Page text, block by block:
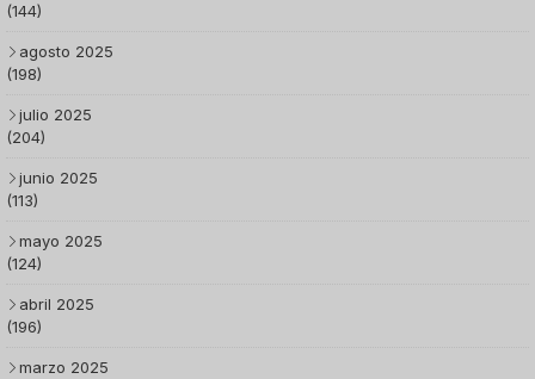
(144)
agosto 2025
(198)
julio 2025
(204)
junio 2025
(113)
mayo 2025
(124)
abril 2025
(196)
marzo 2025